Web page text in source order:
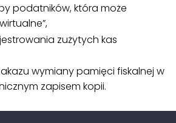
podatników, która może
zużytych kas
wymiany pamięci fiskalnej w
zapisem kopii.